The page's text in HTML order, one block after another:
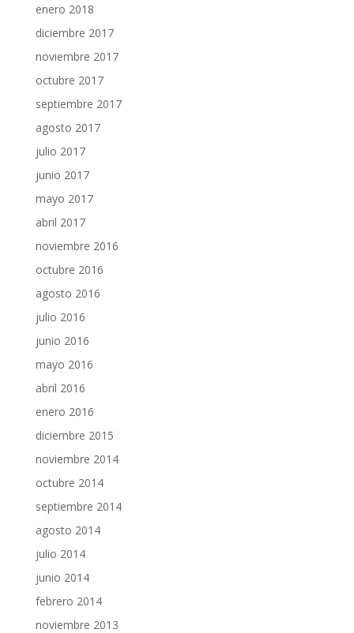
enero 2018
diciembre 2017
noviembre 2017
octubre 2017
septiembre 2017
agosto 2017
julio 2017
junio 2017
mayo 2017
abril 2017
noviembre 2016
octubre 2016
agosto 2016
julio 2016
junio 2016
mayo 2016
abril 2016
enero 2016
diciembre 2015
noviembre 2014
octubre 2014
septiembre 2014
agosto 2014
julio 2014
junio 2014
febrero 2014
noviembre 2013